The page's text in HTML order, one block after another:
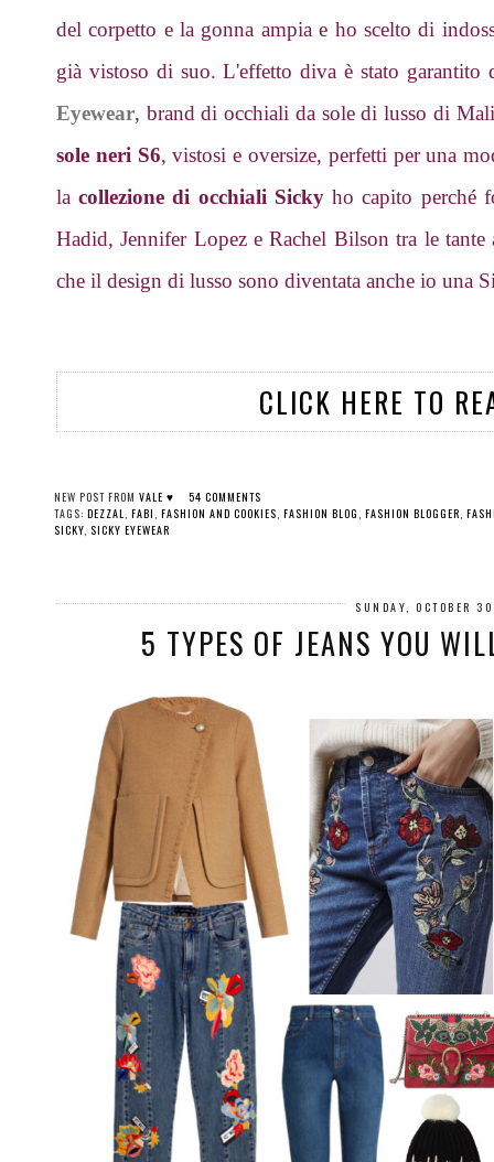
del corpetto e la gonna ampia e ho scelto di
già vistoso di suo. L'effetto diva è stato
Eyewear, brand di occhiali da sole di lusso di
sole neri S6, vistosi e oversize, perfetti per una
lacollezione di occhiali Sickyho capito perché
Hadid, Jennifer Lopez e Rachel Bilson tra le tante
che il design di lusso sono diventata anche io una
CLICK HERE TO
NEW POST FROM VALE ♥
54 COMMENTS
TAGS: DEZZAL FABI FASHION AND COOKIES FASHION BLOG FASHION BLOGGER
SICKY SICKY EYEWEAR
SUNDAY, OCTOBER
5 TYPES OF JEANS YOU